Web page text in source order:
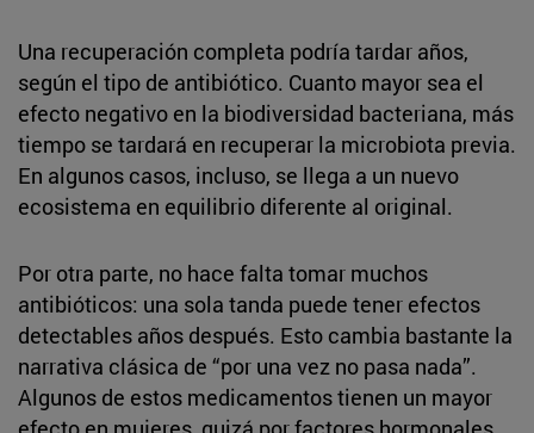
Una recuperación completa podría tardar años,
según el tipo de antibiótico. Cuanto mayor sea el
efecto negativo en la biodiversidad bacteriana, más
tiempo se tardará en recuperar la microbiota previa.
En algunos casos, incluso, se llega a un nuevo
ecosistema en equilibrio diferente al original.
Por otra parte, no hace falta tomar muchos
antibióticos: una sola tanda puede tener efectos
detectables años después. Esto cambia bastante la
narrativa clásica de “por una vez no pasa nada”.
Algunos de estos medicamentos tienen un mayor